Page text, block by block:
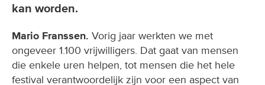
kan worden.
Mario Franssen. Vorig jaar werkten we met
ongeveer 1.100 vrijwilligers. Dat gaat van mensen
die enkele uren helpen, tot mensen die het hele
festival verantwoordelijk zijn voor een aspect van